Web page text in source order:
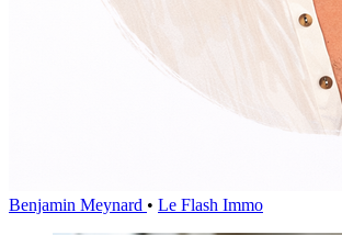
Benjamin Meynard • Le Flash Immo